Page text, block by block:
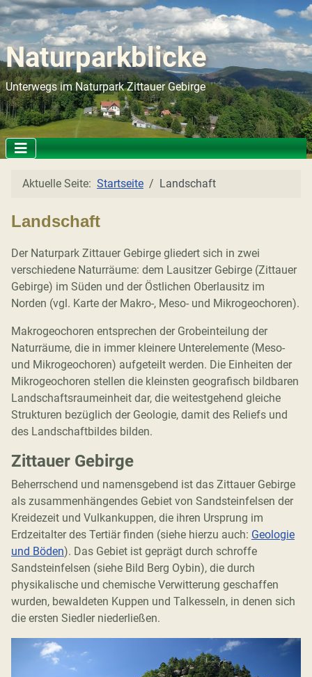
Naturparkblicke
Unterwegs im Naturpark Zittauer Gebirge
Aktuelle Seite: Startseite Landschaft
Landschaft
Der Naturpark Zittauer Gebirge gliedert sich in zwei
verschiedene Naturräume: dem Lausitzer Gebirge (Zittauer
Gebirge) im Süden und der Östlichen Oberlausitz im
Norden (vgl. Karte der Makro-, Meso- und Mikrogeochoren).
Makrogeochoren entsprechen der Grobeinteilung der
Naturräume, die in immer kleinere Unterelemente (Meso-
und Mikrogeochoren) aufgeteilt werden. Die Einheiten der
Mikrogeochoren stellen die kleinsten geografisch bildbaren
Landschaftsraumeinheit dar, die weitestgehend gleiche
Strukturen bezüglich der Geologie, damit des Reliefs und
des Landschaftbildes bilden.
Zittauer Gebirge
Beherrschend und namensgebend ist das Zittauer Gebirge
als zusammenhängendes Gebiet von Sandsteinfelsen der
Kreidezeit und Vulkankuppen, die ihren Ursprung im
Erdzeitalter des Tertiär finden (siehe hierzu auch: Geologie
und Böden). Das Gebiet ist geprägt durch schroffe
Sandsteinfelsen (siehe Bild Berg Oybin), die durch
physikalische und chemische Verwitterung geschaffen
wurden, bewaldeten Kuppen und Talkesseln, in denen sich
die ersten Siedler niederließen.